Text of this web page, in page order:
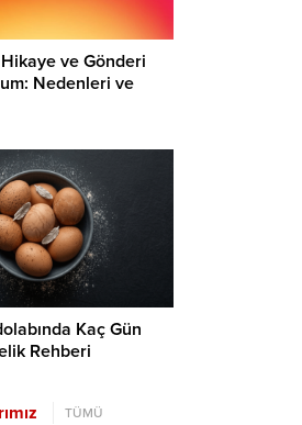
ve Gönderi
Nedenleri ve
Kaç Gün
Rehberi
TÜMÜ